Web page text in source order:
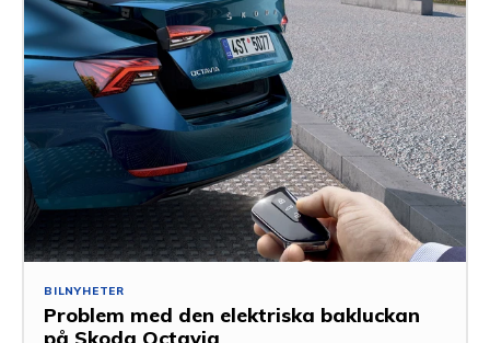
BILNYHETER
Problem med den elektriska bakluckan